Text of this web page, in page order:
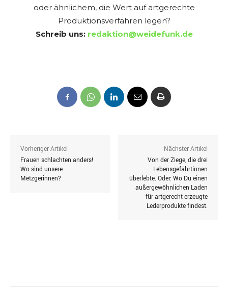
oder ähnlichem, die Wert auf artgerechte
Produktionsverfahren legen?
Schreib uns: redaktion@weidefunk.de
Vorheriger Artikel
Frauen schlachten anders!
Wo sind unsere
Metzgerinnen?
Nächster Artikel
Von der Ziege, die drei
Lebensgefährtinnen
überlebte. Oder: Wo Du einen
außergewöhnlichen Laden
für artgerecht erzeugte
Lederprodukte findest.